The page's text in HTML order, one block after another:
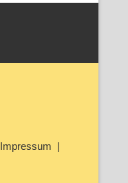
Impressum